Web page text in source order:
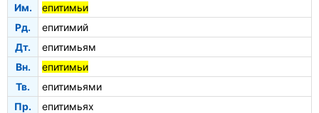
Им.
епитимьи
Рд.
епитимий
Дт.
епитимьям
Вн.
епитимьи
Тв.
епитимьями
Пр.
епитимьях